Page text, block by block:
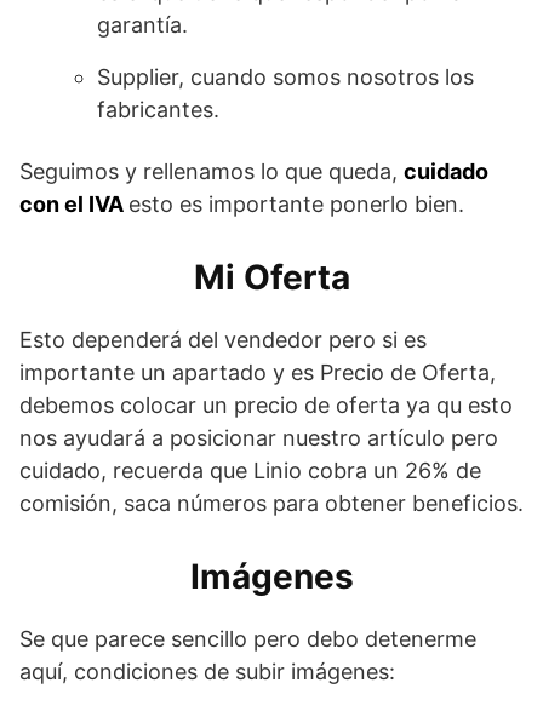
garantía.
Supplier, cuando somos nosotros los
fabricantes.
Seguimos y rellenamos lo que queda, cuidado
con el IVA esto es importante ponerlo bien.
Mi Oferta
Esto dependerá del vendedor pero si es
importante un apartado y es Precio de Oferta,
debemos colocar un precio de oferta ya qu esto
nos ayudará a posicionar nuestro artículo pero
cuidado, recuerda que Linio cobra un 26% de
comisión, saca números para obtener beneficios.
Imágenes
Se que parece sencillo pero debo detenerme
aquí, condiciones de subir imágenes: